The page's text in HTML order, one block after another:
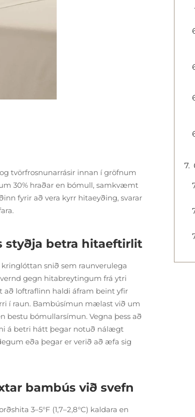
tvörfrosnunarrásir innan í gröfnum
30% hraðar en bómull, samkvæmt
fyrir að vera kyrr hitaeyðing, svarar
styðja betra hitaeftirlit
snið sem raunverulega
gegn hitabreytingum frá ytri
að loftraflinn haldi áfram beint yfir
í raun. Bambúsímun mælast við um
bestu bómullarsímun. Vegna þess að
á betri hátt þegar notuð nálægt
eða þegar er verið að æfa sig
bambús við svefn
3–5°F (1,7–2,8°C) kaldara en